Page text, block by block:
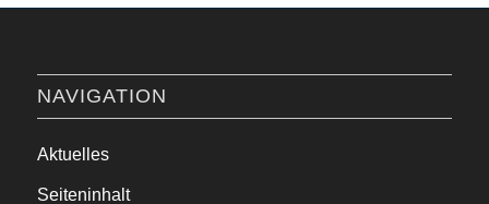
NAVIGATION
Aktuelles
Seiteninhalt